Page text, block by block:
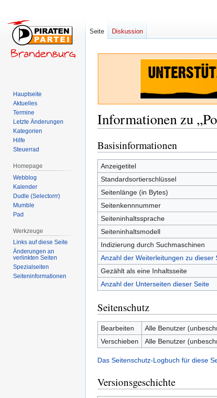
Informationen zu
Zur
Navigation
springen
Zur
Suche
springen
Basisinformationen
Anzeigetitel
Standardsortierschlüssel
Seitenlänge (in Bytes)
Seitenkennnummer
Seiteninhaltssprache
Seiteninhaltsmodell
Indizierung durch Suchmaschinen
Anzahl der Weiterleitungen zu dieser
Gezählt als eine Inhaltsseite
Anzahl der Unterseiten dieser Seite
Seitenschutz
Bearbeiten
Alle Benutzer
Verschieben
Alle Benutzer
Das Seitenschutz-Logbuch für diese
Versionsgeschichte
Seite Diskussion
Hauptseite
Aktuelles
Termine
Letzte Änderungen
Kategorien
Hilfe
Steuerrad
Homepage
Webblog
Kalender
Dudle (Selectorrr)
Mumble
Pad
Werkzeuge
Links auf diese Seite
Änderungen an
verlinkten Seiten
Spezialseiten
Seiten­­informationen